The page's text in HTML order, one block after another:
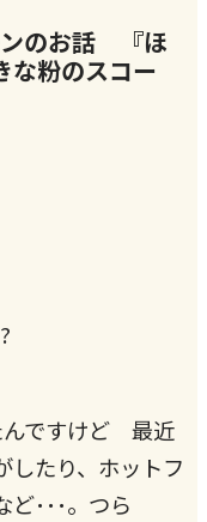
ンのお話 『ほ
な粉のスコー
んですけど 最近
たり、ホットフ
ど･･･。つら